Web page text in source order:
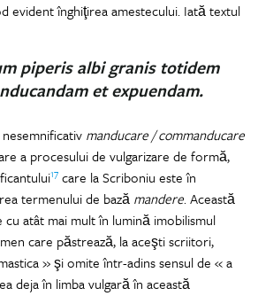
evident înghiţirea amestecului. Iată textul
piperis albi granis totidem
et expuendam.
manducare / commanducare
a procesului de vulgarizare de formă,
17 care la Scriboniu este în
termenului de bază mandere. Această
atât mai mult în lumină imobilismul
care păstrează, la aceşti scriitori,
» şi omite într-adins sensul de « a
deja în limba vulgară în această